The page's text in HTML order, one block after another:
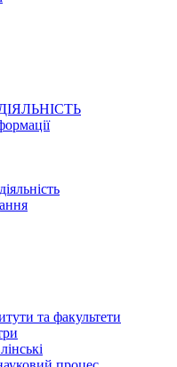
та факультети